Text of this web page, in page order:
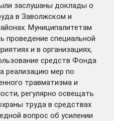
заслушаны доклады о
в Заволжском и
Муниципалитетам
проведение специальной
и в организациях,
средств Фонда
реализацию мер по
травматизма и
регулярно освещать
труда в средствах
вопрос об усилении